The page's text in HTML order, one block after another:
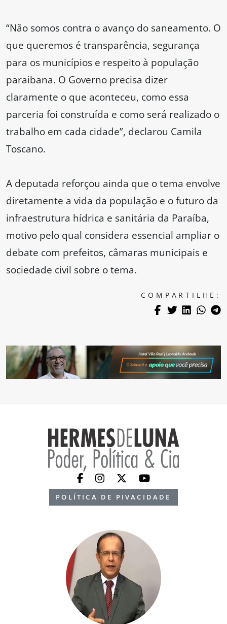
“Não somos contra o avanço do saneamento. O
que queremos é transparência, segurança
para os municípios e respeito à população
paraibana. O Governo precisa dizer
claramente o que aconteceu, como essa
parceria foi construída e como será realizado o
trabalho em cada cidade”, declarou Camila
Toscano.
A deputada reforçou ainda que o tema envolve
diretamente a vida da população e o futuro da
infraestrutura hídrica e sanitária da Paraíba,
motivo pelo qual considera essencial ampliar o
debate com prefeitos, câmaras municipais e
sociedade civil sobre o tema.
COMPARTILHE:
POLÍTICA DE PIVACIDADE